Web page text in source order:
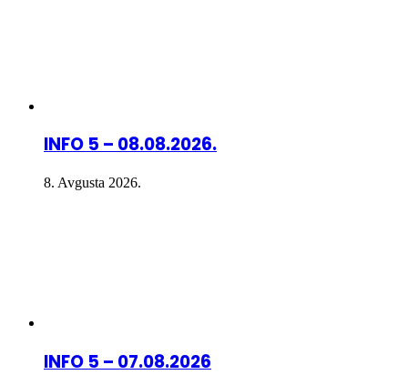
INFO 5 – 08.08.2026.
8. Avgusta 2026.
INFO 5 – 07.08.2026